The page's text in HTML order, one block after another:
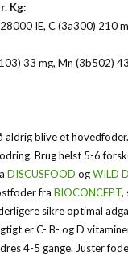
Kg:
IE, C (3a300) 210
33 mg, Mn (3b502)
aldrig blive et
Brug helst 5-6
DISCUSFOOD ogWILD
fra BIOCONCEPT,
sikre optimal
er C- B- og D
4-5 gange. Juster